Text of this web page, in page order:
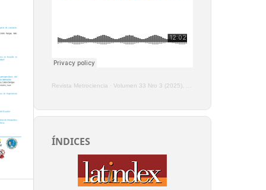
Revista Metrociencia · Volumen 33 Nro 3 (2025), Enero - Marzo
ÍNDICES